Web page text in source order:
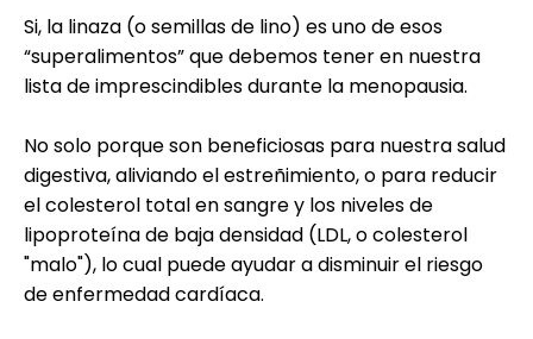
Si, la linaza (o semillas de lino) es uno de esos
“superalimentos” que debemos tener en nuestra
lista de imprescindibles durante la menopausia.
No solo porque son beneficiosas para nuestra salud
digestiva, aliviando el estreñimiento, o para reducir
el colesterol total en sangre y los niveles de
lipoproteína de baja densidad (LDL, o colesterol
"malo"), lo cual puede ayudar a disminuir el riesgo
de enfermedad cardíaca.